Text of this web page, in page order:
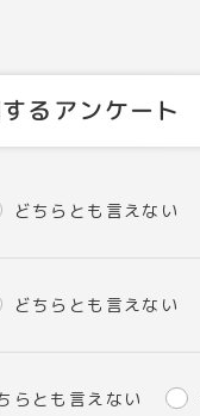
るアンケート
どちらとも言えない
どちらとも言えない
らとも言えない